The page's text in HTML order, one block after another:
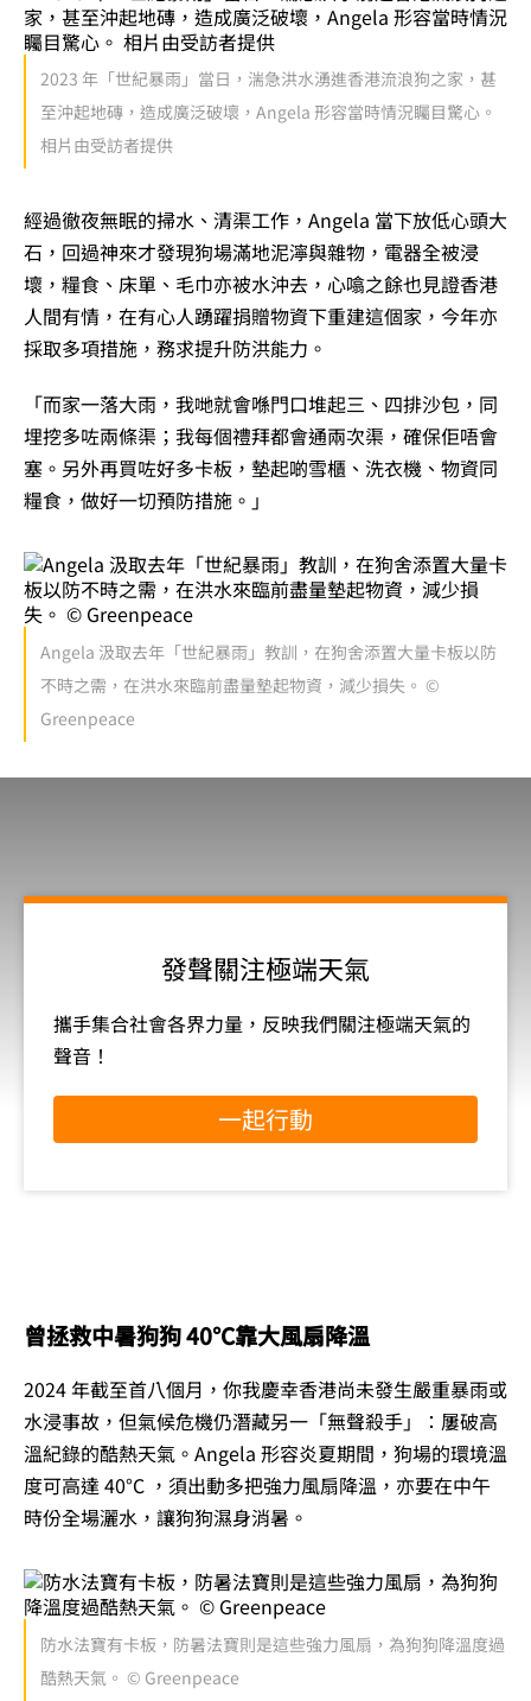
2023 年「世紀暴雨」當日，湍急洪水湧進香港流浪狗之家，甚
至沖起地磚，造成廣泛破壞，Angela 形容當時情況矚目驚心。
相片由受訪者提供
經過徹夜無眠的掃水、清渠工作，Angela 當下放低心頭大
石，回過神來才發現狗場滿地泥濘與雜物，電器全被浸
壞，糧食、床單、毛巾亦被水沖去，心噏之餘也見證香港
人間有情，在有心人踴躍捐贈物資下重建這個家，今年亦
採取多項措施，務求提升防洪能力。
「而家一落大雨，我哋就會喺門口堆起三、四排沙包，同
埋挖多咗兩條渠；我每個禮拜都會通兩次渠，確保佢唔會
塞。另外再買咗好多卡板，墊起啲雪櫃、洗衣機、物資同
糧食，做好一切預防措施。」
Angela 汲取去年「世紀暴雨」教訓，在狗舍添置大量卡板以防
不時之需，在洪水來臨前盡量墊起物資，減少損失。 ©
Greenpeace
發聲關注極端天氣
攜手集合社會各界力量，反映我們關注極端天氣的
聲音！
一起行動
曾拯救中暑狗狗 40°C靠大風扇降溫
2024 年截至首八個月，你我慶幸香港尚未發生嚴重暴雨或
水浸事故，但氣候危機仍潛藏另一「無聲殺手」：屢破高
溫紀錄的酷熱天氣。Angela 形容炎夏期間，狗場的環境溫
度可高達 40°C ，須出動多把強力風扇降溫，亦要在中午
時份全場灑水，讓狗狗濕身消暑。
防水法寶有卡板，防暑法寶則是這些強力風扇，為狗狗降溫度過
酷熱天氣。 © Greenpeace